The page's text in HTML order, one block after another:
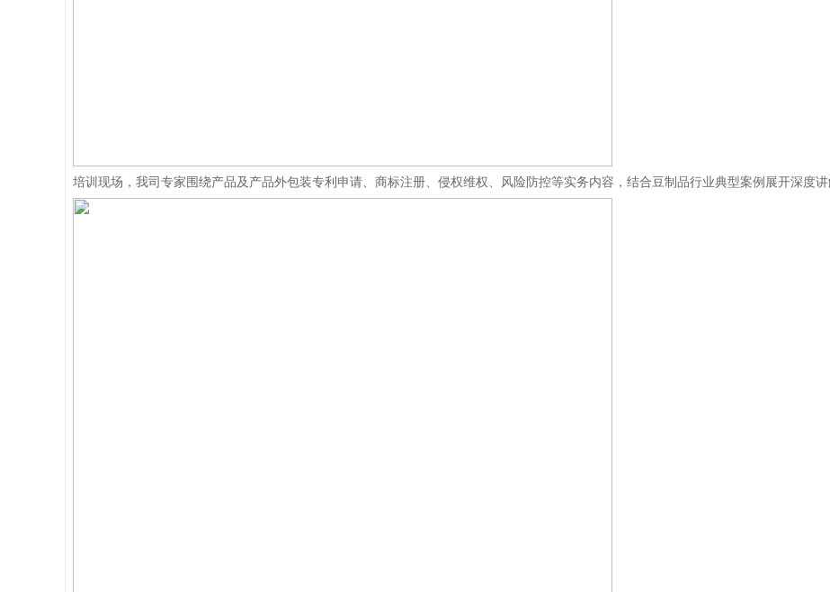
培训现场，我司专家围绕产品及产品外包装专利申请、商标注册、侵权维权、风险防控等实务内容，结合豆制品行业典型案例展开深度